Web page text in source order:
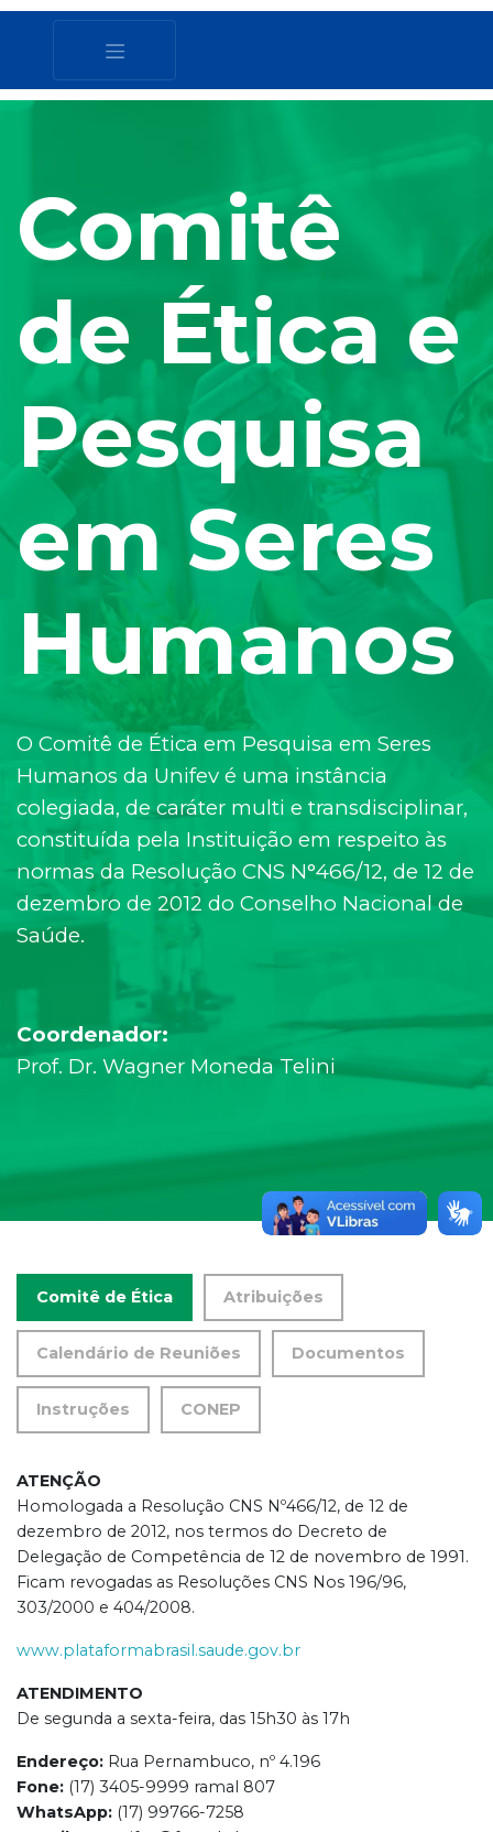
Comitê
de Ética e
Pesquisa
em Seres
Humanos
O Comitê de Ética em Pesquisa em Seres
Humanos da Unifev é uma instância
colegiada, de caráter multi e transdisciplinar,
constituída pela Instituição em respeito às
normas da Resolução CNS N°466/12, de 12 de
dezembro de 2012 do Conselho Nacional de
Saúde.
Coordenador:
Prof. Dr. Wagner Moneda Telini
Comitê de Ética Atribuições
Calendário de Reuniões Documentos
Instruções CONEP
ATENÇÃO
Homologada a Resolução CNS Nº466/12, de 12 de
dezembro de 2012, nos termos do Decreto de
Delegação de Competência de 12 de novembro de 1991.
Ficam revogadas as Resoluções CNS Nos 196/96,
303/2000 e 404/2008.
www.plataformabrasil.saude.gov.br
ATENDIMENTO
De segunda a sexta-feira, das 15h30 às 17h
Endereço: Rua Pernambuco, nº 4.196
Fone: (17) 3405-9999 ramal 807
WhatsApp: (17) 99766-7258